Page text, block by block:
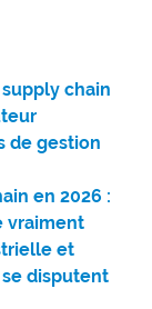
chain
de gestion
en 2026 :
vraiment
et
disputent